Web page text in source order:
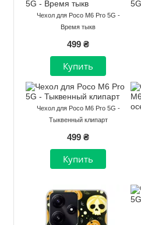
Чехол для Poco M6 Pro 5G -
Время тыкв
499 ₴
Чехол для Poco M6 Pro 5G -
Тыквенный клипарт
499 ₴